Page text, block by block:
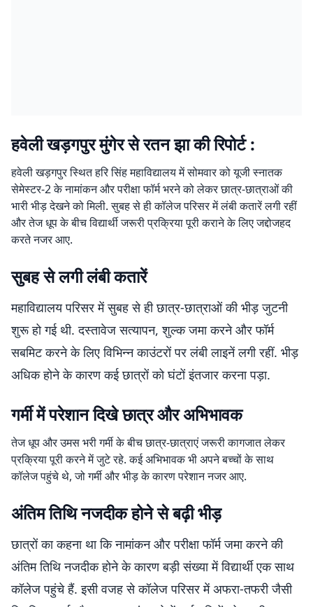
हवेली खड़गपुर मुंगेर से रतन झा की रिपोर्ट :
हवेली खड़गपुर स्थित हरि सिंह महाविद्यालय में सोमवार को यूजी स्नातक
सेमेस्टर-2 के नामांकन और परीक्षा फॉर्म भरने को लेकर छात्र-छात्राओं की
भारी भीड़ देखने को मिली. सुबह से ही कॉलेज परिसर में लंबी कतारें लगी रहीं
और तेज धूप के बीच विद्यार्थी जरूरी प्रक्रिया पूरी कराने के लिए जद्दोजहद
करते नजर आए.
सुबह से लगी लंबी कतारें
महाविद्यालय परिसर में सुबह से ही छात्र-छात्राओं की भीड़ जुटनी
शुरू हो गई थी. दस्तावेज सत्यापन, शुल्क जमा करने और फॉर्म
सबमिट करने के लिए विभिन्न काउंटरों पर लंबी लाइनें लगी रहीं. भीड़
अधिक होने के कारण कई छात्रों को घंटों इंतजार करना पड़ा.
गर्मी में परेशान दिखे छात्र और अभिभावक
तेज धूप और उमस भरी गर्मी के बीच छात्र-छात्राएं जरूरी कागजात लेकर
प्रक्रिया पूरी करने में जुटे रहे. कई अभिभावक भी अपने बच्चों के साथ
कॉलेज पहुंचे थे, जो गर्मी और भीड़ के कारण परेशान नजर आए.
अंतिम तिथि नजदीक होने से बढ़ी भीड़
छात्रों का कहना था कि नामांकन और परीक्षा फॉर्म जमा करने की
अंतिम तिथि नजदीक होने के कारण बड़ी संख्या में विद्यार्थी एक साथ
कॉलेज पहुंचे हैं. इसी वजह से कॉलेज परिसर में अफरा-तफरी जैसी